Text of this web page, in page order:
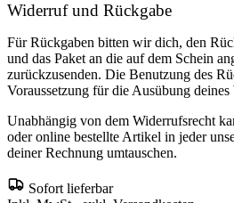
Widerruf und Rückgabe
Für Rückgaben bitten wir dich, den
und das Paket an die auf dem Schein
zurückzusenden. Die Benutzung des
Voraussetzung für die Ausübung deines
Unabhängig von dem Widerrufsrecht
oder online bestellte Artikel in jeder
deiner Rechnung umtauschen.
Sofort lieferbar